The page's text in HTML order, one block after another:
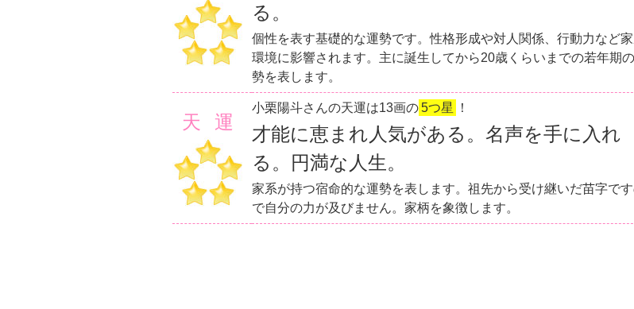
る。
個性を表す基礎的な運勢です。性格形成や対人関係、行動力など
環境に影響されます。主に誕生してから20歳くらいまでの若年期
勢を表します。
天運
小栗陽斗さんの天運は13画の5つ星 ！
才能に恵まれ人気がある。名声を手に入れ
る。円満な人生。
家系が持つ宿命的な運勢を表します。祖先から受け継いだ苗字で
で自分の力が及びません。家柄を象徴します。